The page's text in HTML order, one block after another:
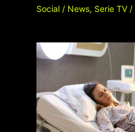
Social/ News, Serie TV/